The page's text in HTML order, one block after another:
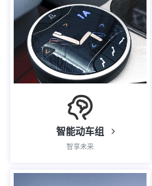
智能动车组
智享未来